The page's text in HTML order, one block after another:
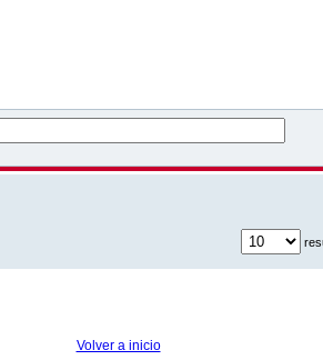
Volver a inicio